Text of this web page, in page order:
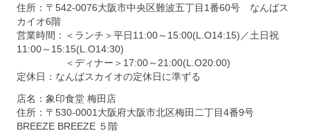
住所：〒542-0076大阪市中央区難波五丁目1番60号 なんばス
カイオ6階
営業時間：＜ランチ＞平日11:00～15:00(L.O14:15)／土日祝
11:00～15:15(L.O14:30)
＜ディナー＞17:00～21:00(L.O20:00)
定休日：なんばスカイオの定休日に準ずる
店名：象印食堂 梅田店
住所：〒530-0001大阪府大阪市北区梅田二丁目4番9号
BREEZE BREEZE ５階